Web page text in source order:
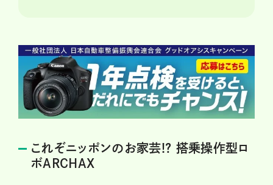
これぞニッポンのお家芸!? 搭乗操作型ロ
ボARCHAX